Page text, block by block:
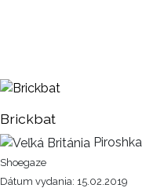
Brickbat
Piroshka
Shoegaze
Dátum vydania: 15.02.2019